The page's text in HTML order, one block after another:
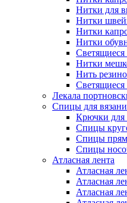
Нитки для
Нитки
Нитки
Нитки
Светящиеся
Нитки
Нить
Лекала
Спицы для
Крючки для
Спицы
Спицы
Спицы
Атласная лента
Атласная
Атласная
Атласная